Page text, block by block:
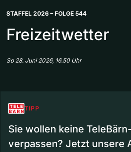
STAFFEL 2026 – FOLGE 544
Freizeitwetter
So 28. Juni 2026, 16.50 Uhr
TIPP
Sie wollen keine
verpassen? Jetzt unsere